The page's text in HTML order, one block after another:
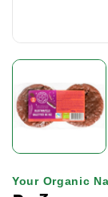
Your Organic